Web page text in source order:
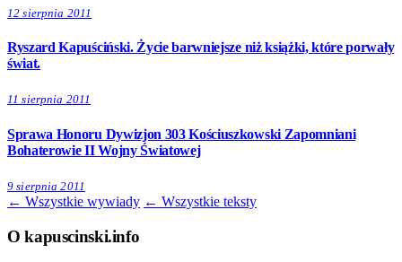
12 sierpnia 2011
Ryszard Kapuściński. Życie barwniejsze niż książki, które porwały
świat.
11 sierpnia 2011
Sprawa Honoru Dywizjon 303 Kościuszkowski Zapomniani
Bohaterowie II Wojny Światowej
9 sierpnia 2011
← Wszystkie wywiady ← Wszystkie teksty
O kapuscinski.info